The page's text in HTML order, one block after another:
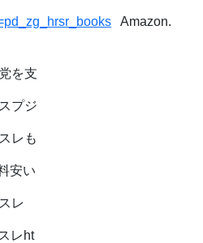
Amazon.
を支
プジ
レも
安い
レ
レht